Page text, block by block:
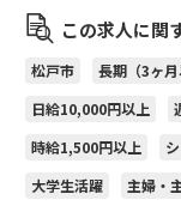
この求人に関
松戸市 長期（3ヶ月
日給10,000円以上
時給1,500円以上
大学生活躍
主婦・